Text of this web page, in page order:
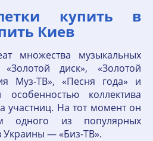
купить в
Киев
множества музыкальных
диск», «Золотой
Муз-ТВ», «Песня года» и
особенностью коллектива
участниц. На тот момент он
одного из популярных
Украины — «Биз-ТВ».